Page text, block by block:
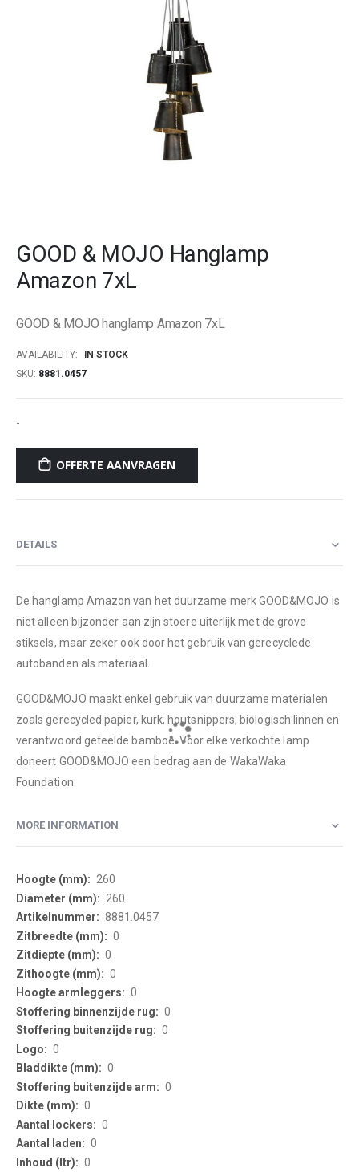
the
of
images
GOOD & MOJO Hanglamp
Amazon 7xL
GOOD & MOJO hanglamp Amazon 7xL
AVAILABILITY:
IN STOCK
SKU 8881.0457
-
OFFERTE AANVRAGEN
DETAILS
De hanglamp Amazon van het duurzame merk GOOD&MOJO is
niet alleen bijzonder aan zijn stoere uiterlijk met de grove
stiksels, maar zeker ook door het gebruik van gerecyclede
autobanden als materiaal.
GOOD&MOJO maakt enkel gebruik van duurzame materialen
zoals gerecycled papier, kurk, houtsnippers, biologisch linnen en
verantwoord geteelde bamboe. Voor elke verkochte lamp
doneert GOOD&MOJO een bedrag aan de WakaWaka
Foundation.
MORE INFORMATION
More
Information
260
260
8881.0457
0
0
0
0
0
0
0
0
0
0
0
0
0